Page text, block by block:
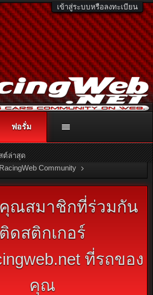
เข้าสู่ระบบหรือลงทะเบียน
หรือโทร. 081-811-1138
านรายละเอียดเพิ่มเติม คลิกที่นี่
RacingWeb Community
Forum)
ณสมาชิกที่ร่วมกัน
ติดสติกเกอร์
ที่รถของ
คุณ
ฟอรั่ม
ต์ล่าสุด